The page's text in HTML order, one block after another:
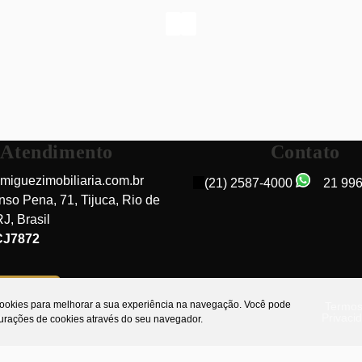
para melhorar a sua experiência na navegação. Você pode
de cookies através do seu navegador.
Atendimento
Pena, 71, Tijuca, Rio de
, Brasil
Contato
(21) 2587-4000 21